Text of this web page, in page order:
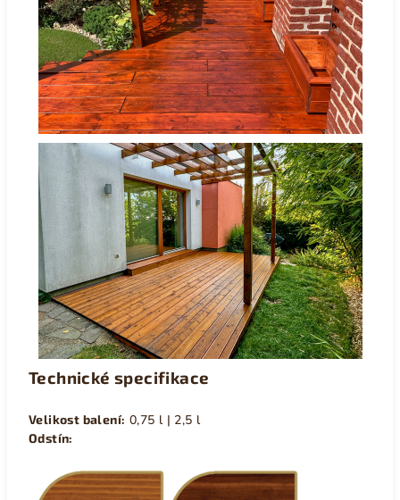
Technické specifikace
Velikost balení: 0,75 l | 2,5 l
Odstín: